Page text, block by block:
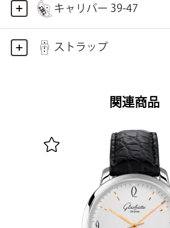
キャリバー 39-47
ストラップ
関連商品